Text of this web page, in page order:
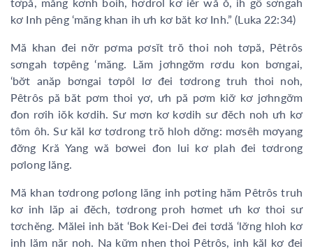
kơ Inh pêng ‘măng khan ih ưh kơ băt kơ Inh.” (Luka 22:34)
Mă khan đei nơ̆r pơma pơsĭt trŏ thoi noh tơpă, Pêtrôs
sơngah tơpêng ‘măng. Lăm jơhngơ̆m rơdu kon bơngai,
‘bơ̆t anăp bơngai tơpôl lơ đei tơdrong truh thoi noh,
Pêtrôs pă băt pơm thoi yơ, ưh pă pơm kiơ̆ kơ jơhngơ̆m
đon rơih iŏk kơdih. Sư mơn kơ kơdih sư đĕch noh ưh kơ
tôm ôh. Sư kăl kơ tơdrong trŏ hloh dơ̆ng: mơsêh mơyang
đơ̆ng Kră Yang wă bơwei đon lui kơ plah đei tơdrong
pơlong lăng.
Mă khan tơdrong pơlong lăng inh pơting hăm Pêtrôs truh
kơ inh lăp ai đĕch, tơdrong proh hơmet ưh kơ thoi sư
tơchĕng. Mălei inh băt ‘Bok Kei-Dei đei tơdă ‘lơ̆ng hloh kơ
inh lăm năr noh. Na kư̆m nhen thoi Pêtrôs, inh kăl kơ đei